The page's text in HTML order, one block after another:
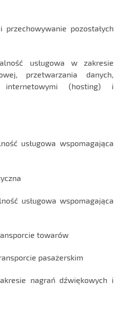
przechowywanie pozostałych
usługowa w zakresie
przetwarzania danych,
internetowymi (hosting) i
usługowa wspomagająca
usługowa wspomagająca
towarów
pasażerskim
nagrań dźwiękowych i